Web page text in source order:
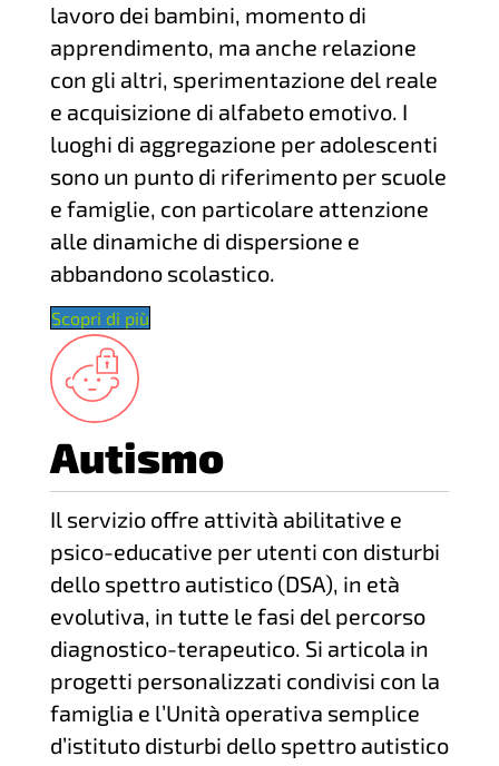
lavoro dei bambini, momento di
apprendimento, ma anche relazione
con gli altri, sperimentazione del reale
e acquisizione di alfabeto emotivo. I
luoghi di aggregazione per adolescenti
sono un punto di riferimento per scuole
e famiglie, con particolare attenzione
alle dinamiche di dispersione e
abbandono scolastico.
Scopri di più
Autismo
Il servizio offre attività abilitative e
psico-educative per utenti con disturbi
dello spettro autistico (DSA), in età
evolutiva, in tutte le fasi del percorso
diagnostico-terapeutico. Si articola in
progetti personalizzati condivisi con la
famiglia e l’Unità operativa semplice
d’istituto disturbi dello spettro autistico